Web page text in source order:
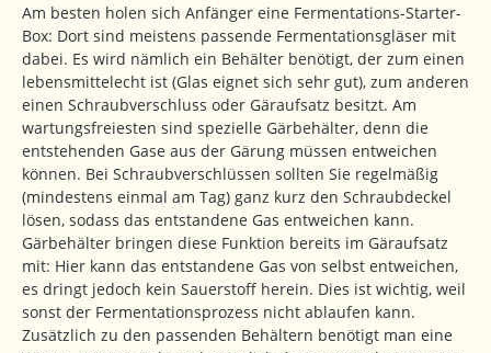
Am besten holen sich Anfänger eine Fermentations-Starter-
Box: Dort sind meistens passende Fermentationsgläser mit
dabei. Es wird nämlich ein Behälter benötigt, der zum einen
lebensmittelecht ist (Glas eignet sich sehr gut), zum anderen
einen Schraubverschluss oder Gäraufsatz besitzt. Am
wartungsfreiesten sind spezielle Gärbehälter, denn die
entstehenden Gase aus der Gärung müssen entweichen
können. Bei Schraubverschlüssen sollten Sie regelmäßig
(mindestens einmal am Tag) ganz kurz den Schraubdeckel
lösen, sodass das entstandene Gas entweichen kann.
Gärbehälter bringen diese Funktion bereits im Gäraufsatz
mit: Hier kann das entstandene Gas von selbst entweichen,
es dringt jedoch kein Sauerstoff herein. Dies ist wichtig, weil
sonst der Fermentationsprozess nicht ablaufen kann.
Zusätzlich zu den passenden Behältern benötigt man eine